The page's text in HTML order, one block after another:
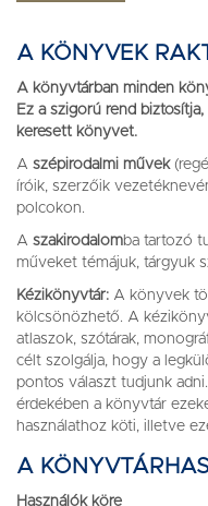
A KÖNYVEK
A könyvtárban minden
Ez a szigorú rend
keresett könyvet.
A szépirodalmi művek
íróik, szerzőik
polcokon.
A szakirodalomba tartozó
műveket témájuk, tárgyuk
Kézikönyvtár: A könyvek
kölcsönözhető. A
atlaszok, szótárak,
célt szolgálja, hogy a
pontos választ tudjunk
érdekében a könyvtár
használathoz köti, illetve
A
Használók köre